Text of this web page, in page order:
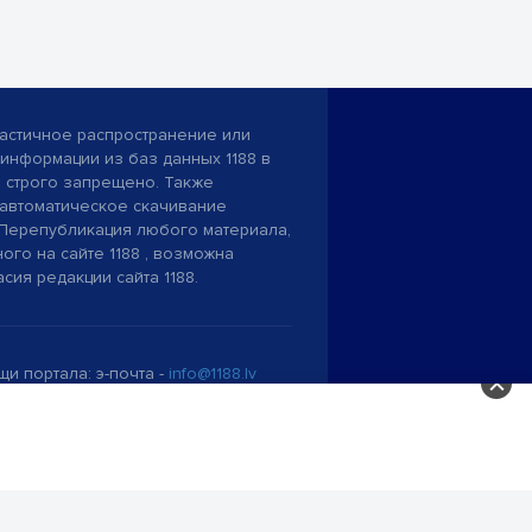
распространение или
из баз данных 1188 в
запрещено. Также
скачивание
любого материала,
на сайте 1188 , возможна
редакции сайта 1188.
портала: э-почта - info@1188.lv